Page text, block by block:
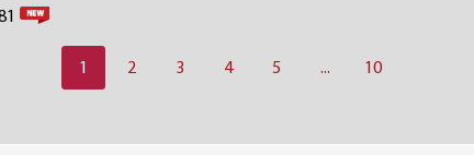
1 2 3 4 5 ... 10